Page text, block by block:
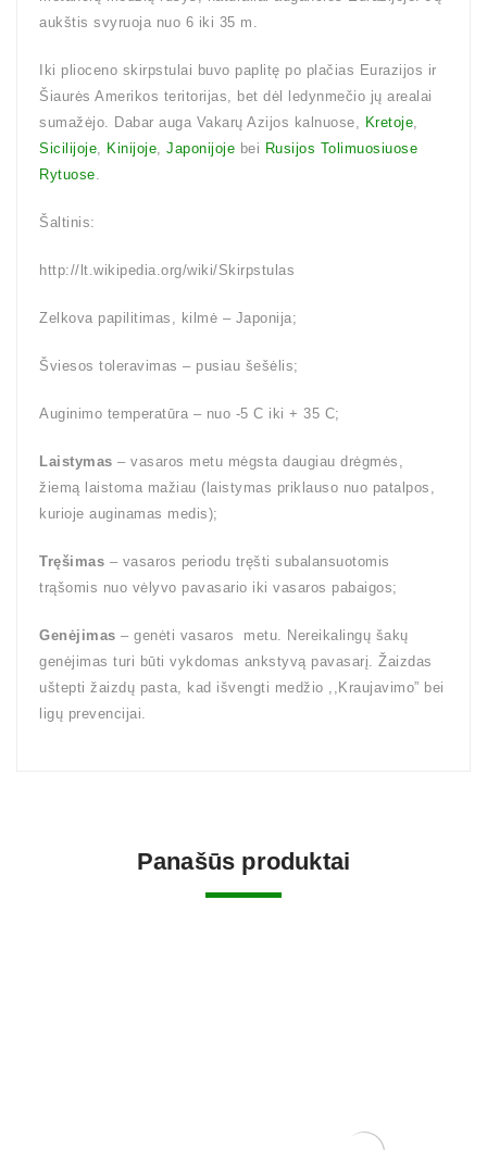
aukštis svyruoja nuo 6 iki 35 m.
Iki plioceno skirpstulai buvo paplitę po plačias Eurazijos ir
Šiaurės Amerikos teritorijas, bet dėl ledynmečio jų arealai
sumažėjo. Dabar auga Vakarų Azijos kalnuose, Kretoje,
Sicilijoje, Kinijoje, Japonijoje bei Rusijos Tolimuosiuose
Rytuose.
Šaltinis:
http://lt.wikipedia.org/wiki/Skirpstulas
Zelkova papilitimas, kilmė – Japonija;
Šviesos toleravimas – pusiau šešėlis;
Auginimo temperatūra – nuo -5 C iki + 35 C;
Laistymas – vasaros metu mėgsta daugiau drėgmės,
žiemą laistoma mažiau (laistymas priklauso nuo patalpos,
kurioje auginamas medis);
Tręšimas – vasaros periodu tręšti subalansuotomis
trąšomis nuo vėlyvo pavasario iki vasaros pabaigos;
Genėjimas – genėti vasaros metu. Nereikalingų šakų
genėjimas turi būti vykdomas ankstyvą pavasarį. Žaizdas
uštepti žaizdų pasta, kad išvengti medžio ,,Kraujavimo” bei
ligų prevencijai.
Panašūs produktai